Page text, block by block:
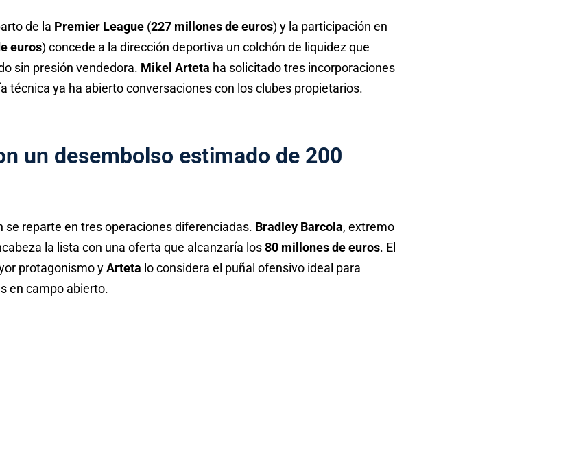
de la Premier League (227 millones de euros) y la participación en
euros) concede a la dirección deportiva un colchón de liquidez que
sin presión vendedora. Mikel Arteta ha solicitado tres incorporaciones
técnica ya ha abierto conversaciones con los clubes propietarios.
un desembolso estimado de 200
se reparte en tres operaciones diferenciadas. Bradley Barcola, extremo
la lista con una oferta que alcanzaría los80 millones de euros. El
protagonismo yArteta lo considera el puñal ofensivo ideal para
en campo abierto.